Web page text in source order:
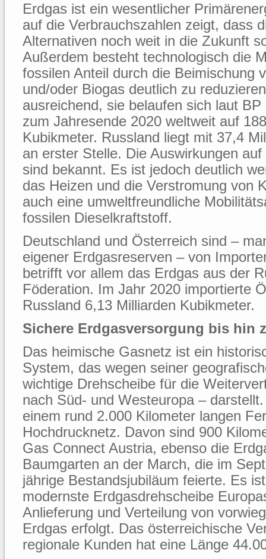
Erdgas ist ein wesentlicher
auf die Verbrauchszahlen zeigt, dass
Alternativen noch weit in die Zukunft
Außerdem besteht technologisch die
fossilen Anteil durch die Beimischung
und/oder Biogas deutlich zu
ausreichend, sie belaufen sich laut
zum Jahresende 2020 weltweit auf
Kubikmeter. Russland liegt mit 37,4
an erster Stelle. Die Auswirkungen
sind bekannt. Es ist jedoch deutlich
das Heizen und die Verstromung von
auch eine umweltfreundliche
fossilen Dieselkraftstoff.
Deutschland und Österreich sind –
eigener Erdgasreserven – von
betrifft vor allem das Erdgas aus der
Föderation. Im Jahr 2020 importierte
Russland 6,13 Milliarden Kubikmeter.
Sichere Erdgasversorgung bis hin
Das heimische Gasnetz ist ein
System, das wegen seiner
wichtige Drehscheibe für die
nach Süd- und Westeuropa –
einem rund 2.000 Kilometer langen
Hochdrucknetz. Davon sind 900
Gas Connect Austria, ebenso die
Baumgarten an der March, die im
jährige Bestandsjubiläum feierte. Es
modernste Erdgasdrehscheibe
Anlieferung und Verteilung von
Erdgas erfolgt. Das österreichische
regionale Kunden hat eine Länge